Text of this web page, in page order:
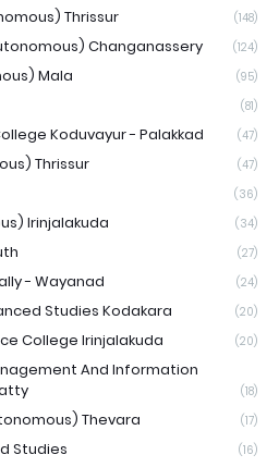
Thrissur (148)
Changanassery (124)
Mala (95)
(81)
Koduvayur - Palakkad (47)
Thrissur (47)
(36)
Irinjalakuda (34)
(27)
- Wayanad (24)
Studies Kodakara (20)
College Irinjalakuda (20)
And Information
(18)
Thevara (17)
Studies (16)